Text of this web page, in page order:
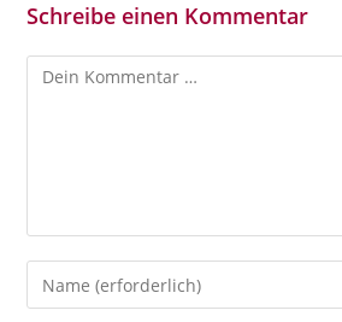
Schreibe einen Kommentar
Kommentar
Gib
deinen